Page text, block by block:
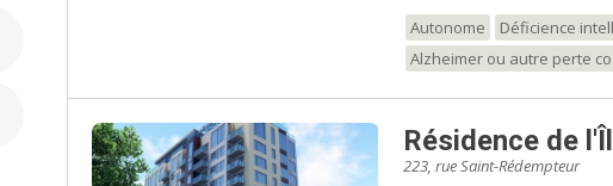
employés. Pour de plus
chartwell.com
Autonome Déficience
Alzheimer ou autre perte
Résidence de
223, rue Saint-Rédempteur